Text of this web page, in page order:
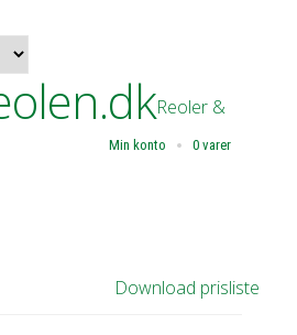
Min konto 0 varer
Reoler &
Download prisliste